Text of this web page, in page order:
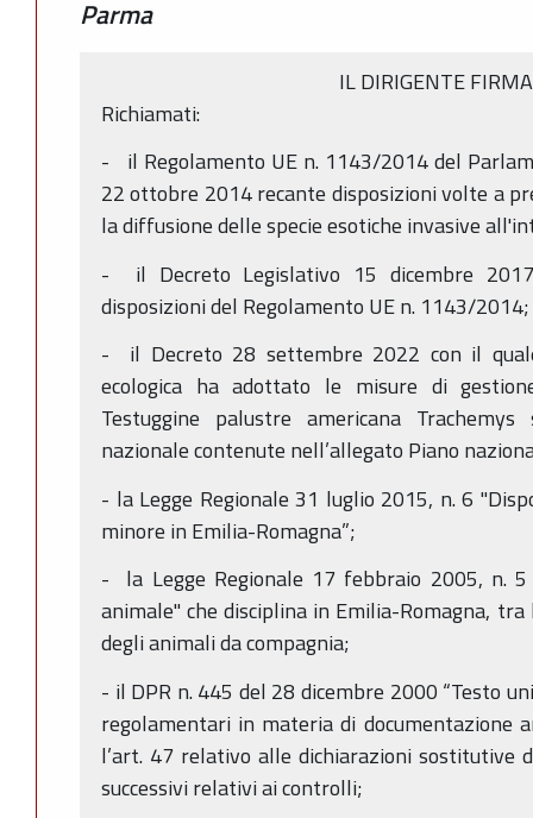
Parma
IL DIRIGENTE
Richiamati:
- il Regolamento UE n. 1143/2014 del
22 ottobre 2014 recante disposizioni volte a
la diffusione delle specie esotiche invasive
- il Decreto Legislativo 15 dicembre
disposizioni del Regolamento UE n. 1143/2014;
- il Decreto 28 settembre 2022 con il
ecologica ha adottato le misure di
Testuggine palustre americana
nazionale contenute nell’allegato Piano
- la Legge Regionale 31 luglio 2015, n. 6
minore in Emilia-Romagna”;
- la Legge Regionale 17 febbraio 2005, n.
animale" che disciplina in Emilia-Romagna,
degli animali da compagnia;
- il DPR n. 445 del 28 dicembre 2000 “Testo
regolamentari in materia di documentazione
l’art. 47 relativo alle dichiarazioni sostitutive
successivi relativi ai controlli;